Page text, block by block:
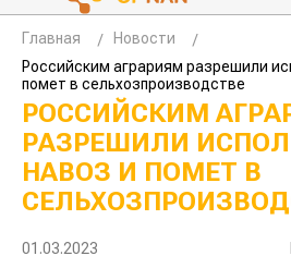
Главная
Новости
Российским аграриям разрешили
помет в сельхозпроизводстве
РОССИЙСКИМ
РАЗРЕШИЛИ
НАВОЗ И ПОМЕТ В
01.03.2023